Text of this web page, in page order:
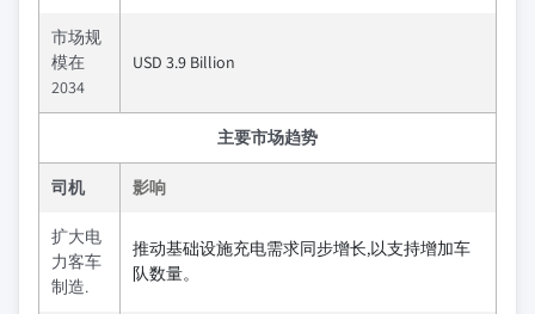
市场规
模在
2034
USD 3.9 Billion
主要市场趋势
司机 影响
扩大电
力客车
制造.
推动基础设施充电需求同步增长,以支持增加车
队数量。